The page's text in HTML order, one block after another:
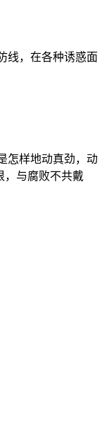
线，在各种诱惑面
怎样地动真劲，动
，与腐败不共戴